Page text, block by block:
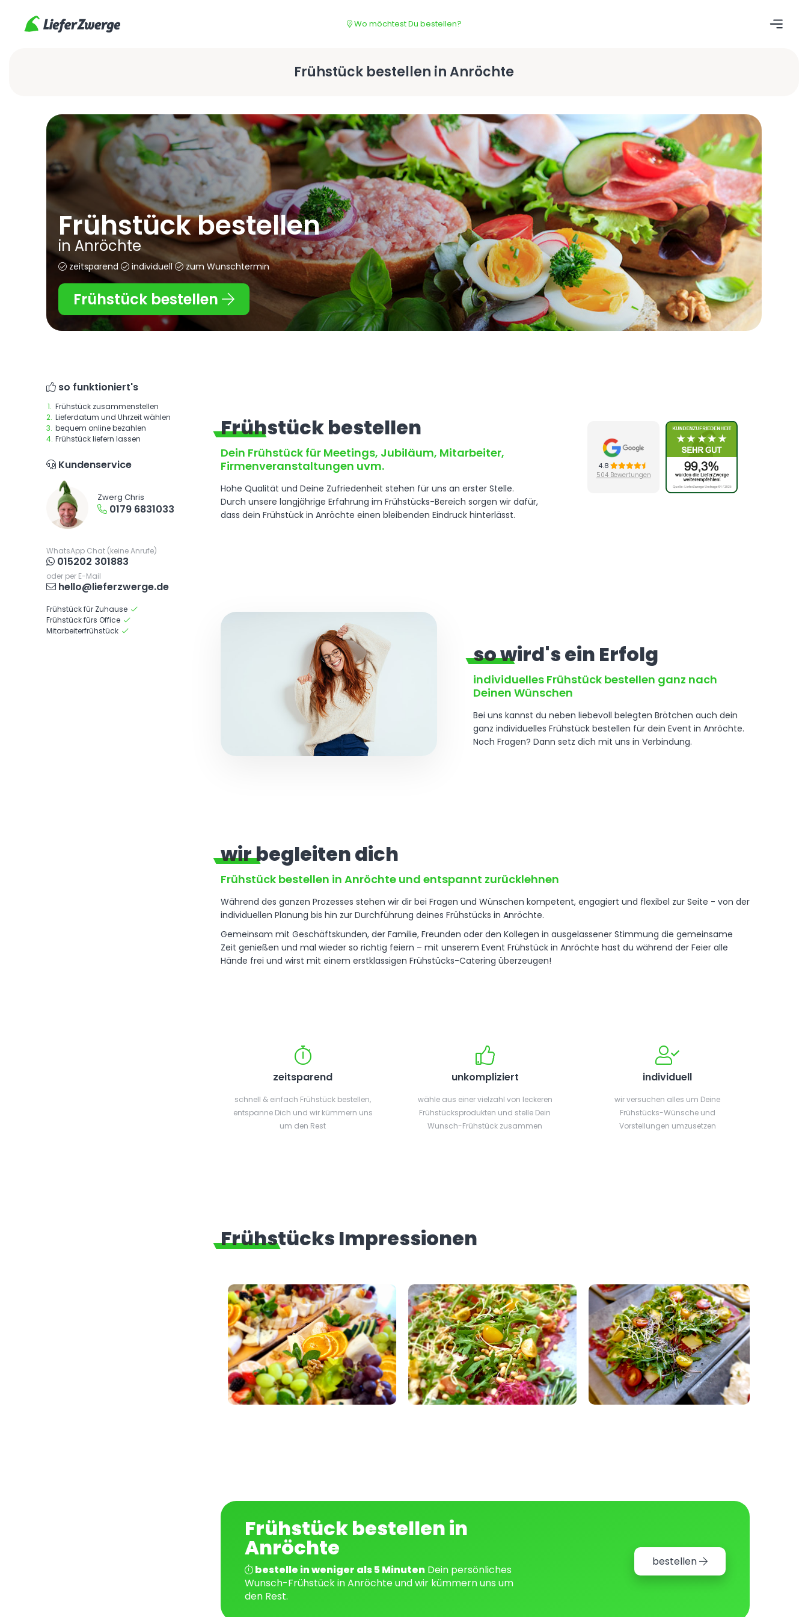
Rückruf anfordern
Bitte wähle ein Thema aus.
Frühstück
Catering
Rückruf anfordern
Bitte fülle folgende Angaben aus.
Ich bestätige, dass meine Angaben zur
Kontaktaufnahme gespeichert und
verwendet werden dürfen.
Rückruf anfordern
Wo möchtest Du bestellen?
Frühstück bestellen in Anröchte
Frühstück bestellen
in Anröchte
zeitsparend individuell zum Wunschtermin
Frühstück bestellen
so funktioniert's
1. Frühstück zusammenstellen
2. Lieferdatum und Uhrzeit wählen
3. bequem online bezahlen
4. Frühstück liefern lassen
Kundenservice
Zwerg Chris
0179 6831033
WhatsApp Chat (keine Anrufe)
015202 301883
oder per E-Mail
hello@lieferzwerge.de
Frühstück für Zuhause
Frühstück fürs Office
Mitarbeiterfrühstück
Frühstück bestellen
Dein Frühstück für Meetings, Jubiläum, Mitarbeiter,
Firmenveranstaltungen uvm.
Hohe Qualität und Deine Zufriedenheit stehen für uns an erster Stelle.
Durch unsere langjährige Erfahrung im Frühstücks-Bereich sorgen wir dafür,
dass dein Frühstück in Anröchte einen bleibenden Eindruck hinterlässt.
4.8
504 Bewertungen
so wird's ein Erfolg
individuelles Frühstück bestellen ganz nach
Deinen Wünschen
Bei uns kannst du neben liebevoll belegten Brötchen auch dein
ganz individuelles Frühstück bestellen für dein Event in Anröchte.
Noch Fragen? Dann setz dich mit uns in Verbindung.
wir begleiten dich
Frühstück bestellen in Anröchte und entspannt zurücklehnen
Während des ganzen Prozesses stehen wir dir bei Fragen und Wünschen kompetent, engagiert und flexibel zur Seite - von der
individuellen Planung bis hin zur Durchführung deines Frühstücks in Anröchte.
Gemeinsam mit Geschäftskunden, der Familie, Freunden oder den Kollegen in ausgelassener Stimmung die gemeinsame
Zeit genießen und mal wieder so richtig feiern – mit unserem Event Frühstück in Anröchte hast du während der Feier alle
Hände frei und wirst mit einem erstklassigen Frühstücks-Catering überzeugen!
zeitsparend
schnell & einfach Frühstück bestellen,
entspanne Dich und wir kümmern uns
um den Rest
unkompliziert
wähle aus einer vielzahl von leckeren
Frühstücksprodukten und stelle Dein
Wunsch-Frühstück zusammen
individuell
wir versuchen alles um Deine
Frühstücks-Wünsche und
Vorstellungen umzusetzen
Frühstücks Impressionen
Frühstück bestellen in
Anröchte
bestelle in weniger als 5 Minuten Dein persönliches
Wunsch-Frühstück in Anröchte und wir kümmern uns um
den Rest.
bestellen